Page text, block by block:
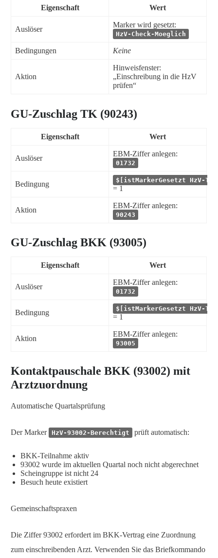
Eigenschaft Wert
Auslöser
Marker wird gesetzt:
HzV-Check-Moeglich
Bedingungen Keine
Aktion
Hinweisfenster:
„Einschreibung in die HzV
prüfen“
GU-Zuschlag TK (90243)
Eigenschaft Wert
Auslöser
EBM-Ziffer anlegen:
01732
Bedingung $[istMarkerGesetzt HzV-
= 1
Aktion
EBM-Ziffer anlegen:
90243
GU-Zuschlag BKK (93005)
Eigenschaft Wert
Auslöser
EBM-Ziffer anlegen:
01732
Bedingung $[istMarkerGesetzt HzV-
= 1
Aktion
EBM-Ziffer anlegen:
93005
Kontaktpauschale BKK (93002) mit
Arztzuordnung
Automatische Quartalsprüfung
Der Marker HzV-93002-Berechtigt prüft automatisch:
BKK-Teilnahme aktiv
93002 wurde im aktuellen Quartal noch nicht abgerechnet
Scheingruppe ist nicht 24
Besuch heute existiert
Gemeinschaftspraxen
Die Ziffer 93002 erfordert im BKK-Vertrag eine Zuordnung
zum einschreibenden Arzt. Verwenden Sie das Briefkommando